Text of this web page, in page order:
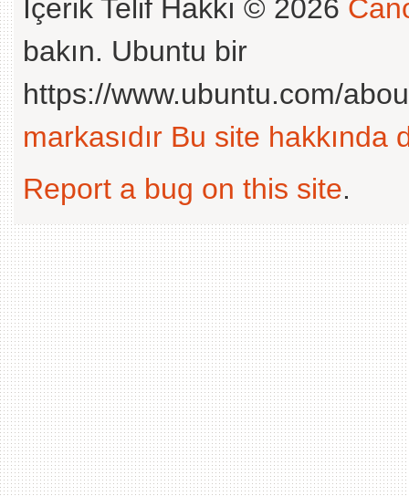
İçerik Telif Hakkı © 2026
bakın. Ubuntu bir
https://www.ubuntu.com/
markasıdır Bu site hakkında
Report a bug on this site.